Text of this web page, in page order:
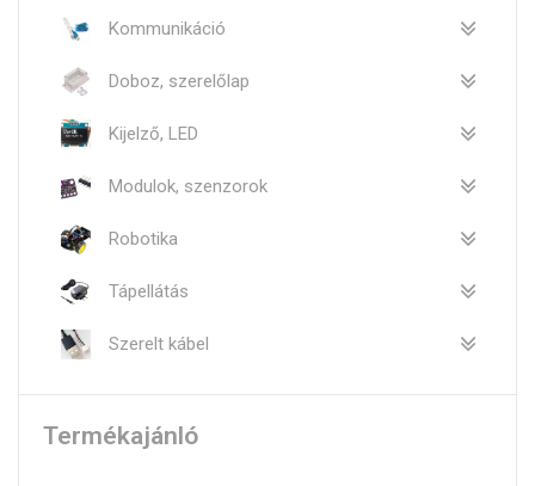
Kommunikáció
Doboz, szerelőlap
Kijelző, LED
Modulok, szenzorok
Robotika
Tápellátás
Szerelt kábel
Termékajánló